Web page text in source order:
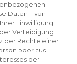
Daten – von
Einwilligung
Verteidigung
der Rechte einer
oder aus
der